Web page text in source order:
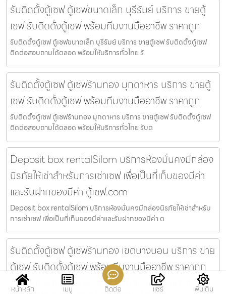
รับติดตั้งตู้เซฟ ตู้เซฟขนาดเล็ก บุรีรัมย์ บริการ ขายตู้
เซฟ รับติดตั้งตู้เซฟ พร้อมทีมงานมืออาชีพ ราคาถูก
รับติดตั้งตู้เซฟ ตู้เซฟขนาดเล็ก บุรีรัมย์ บริการ ขายตู้เซฟ รับติดตั้งตู้เซฟ
ติดต่อสอบถามได้ตลอด พร้อมให้บริการทั่วไทย รั
รับติดตั้งตู้เซฟ ตู้เซฟร้านทอง มุกดาหาร บริการ ขายตู้
เซฟ รับติดตั้งตู้เซฟ พร้อมทีมงานมืออาชีพ ราคาถูก
รับติดตั้งตู้เซฟ ตู้เซฟร้านทอง มุกดาหาร บริการ ขายตู้เซฟ รับติดตั้งตู้เซฟ
ติดต่อสอบถามได้ตลอด พร้อมให้บริการทั่วไทย รับต
Deposit box rentalSilom บริการห้องมั่นคงมีกล่อง
นิรภัยให้เช่าสำหรับการเช่าเซฟ เพื่อเป็นที่เก็บของมีค่า
และรับฝากของมีค่า ตู้เซฟ.com
Deposit box rentalSilom บริการห้องมั่นคงมีกล่องนิรภัยให้เช่าสำหรับ
การเช่าเซฟ เพื่อเป็นที่เก็บของมีค่าและรับฝากของมีค่า ต
รับติดตั้งตู้เซฟ ตู้เซฟร้านทอง เขตบางบอน บริการ ขาย
ตู้เซฟ รับติดตั้งตู้เซฟ พร้อมทีมงานมืออาชีพ ราคาถูก
รับติดตั้งตู้เซฟ ตู้เซฟร้านทอง เขตบางบอน บริการ ขายตู้เซฟ รับติดตั้งตู้
หน้าหลัก เมนู ติดต่อ แชร์ เพิ่มเติม